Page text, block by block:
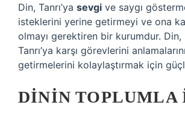
Din, Tanrı’ya sevgi ve saygı
isteklerini yerine getirmeyi ve ona
olmayı gerektiren bir kurumdur. Din,
Tanrı’ya karşı görevlerini
getirmelerini kolaylaştırmak için
DININ TOPLUMLA